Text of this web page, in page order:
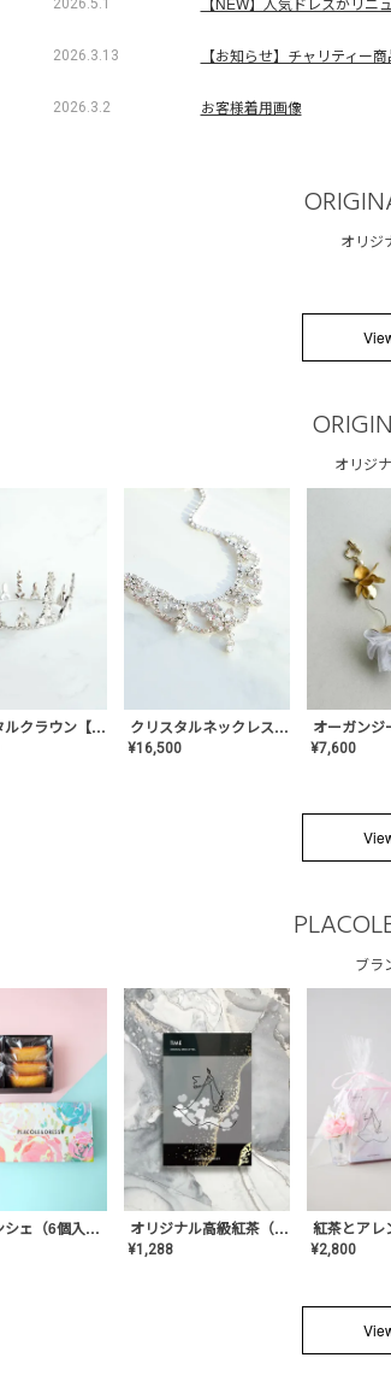
2026.5.1
2026.3.13 【お知らせ】チャリティー
2026.3.2 お客様着用画像
オリジ
オリジ
クリスタルクラウン【MA-COHD-01】韓国風クラウン/ウェディングクラウン/ティアラ クリスタルネックレス-Lace【MA-CONL-02】
¥16,500 ¥7,600
ブラ
フィナンシェ（6個入り） オリジナル高級紅茶（TIME/タイム）【ギフト/プチギフト/プレゼント/内祝い/結婚式/オリジナル配合/高品質/ハーブティー/茶葉/記念日/お返し/手土産/美容/おしゃれ】
¥1,288 ¥2,800